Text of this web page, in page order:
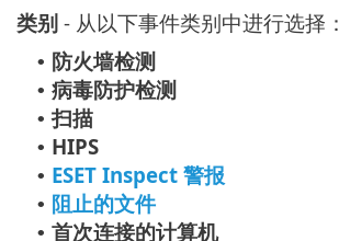
类别 - 从以下事件类别中进行选择：
• 防火墙检测
• 病毒防护检测
• 扫描
• HIPS
• ESET Inspect 警报
• 阻止的文件
• 首次连接的计算机